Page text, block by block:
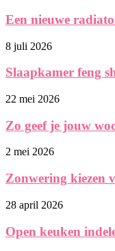
Een nieuwe
8 juli 2026
Slaapkamer feng
22 mei 2026
Zo geef je jouw
2 mei 2026
Zonwering kiezen
28 april 2026
Open keuken